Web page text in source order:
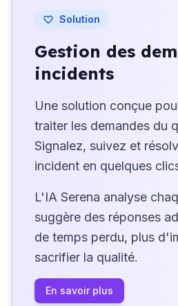
Solution
Gestion des
incidents
Une solution conçue
traiter les demandes du
Signalez, suivez et
incident en quelques
L'IA Serena analyse
suggère des réponses
de temps perdu, plus
sacrifier la qualité.
En savoir plus